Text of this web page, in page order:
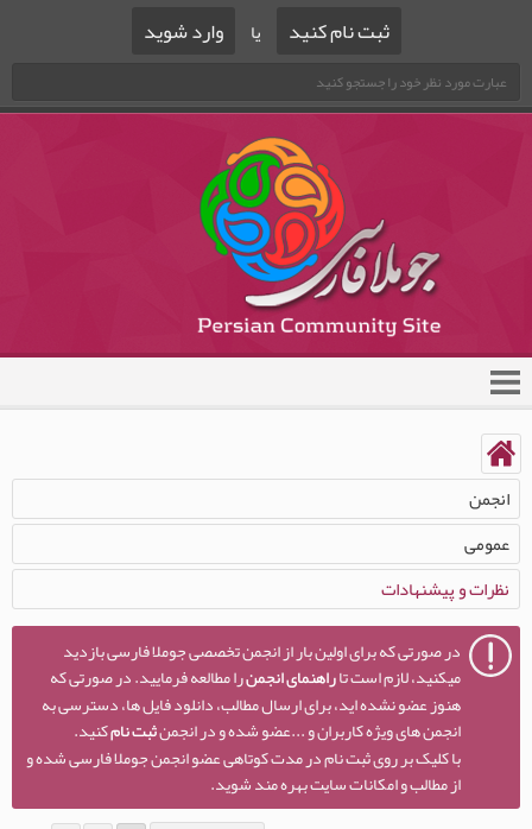
ثبت نام کنید یا وارد شوید
انجمن
عمومی
نظرات و پيشنهادات
در صورتی که برای اولین بار از انجمن تخصصی جوملا فارسی بازدید
میکنید، لازم است تاراهنمای انجمنرا مطالعه فرمایید. در صورتی که
هنوز عضو نشده اید، برای ارسال مطالب، دانلود فایل ها، دسترسی به
انجمن های ویژه کاربران و ...عضو شده و در انجمنثبت نامکنید.
با کلیک بر روی ثبت نام در مدت کوتاهی عضو انجمن جوملا فارسی شده و
از مطالب و امکانات سایت بهره مند شوید.